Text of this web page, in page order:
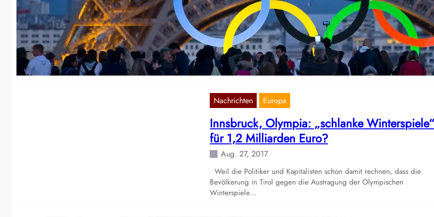
Jan. 6, 2024
Paris, im vergangenen Jahr Epizentrum zweier gewaltiger
wird diesen Sommer Schauplatz der Olympischen Spiele. Vom 26.
zum…
Nachrichten Europa
Innsbruck, Olympia: „schlanke Winterspiele“
für 1,2 Milliarden Euro?
Aug. 27, 2017
Weil die Politiker und Kapitalisten schon damit rechnen, dass die
Bevölkerung in Tirol gegen die Austragung der Olympischen
Winterspiele…